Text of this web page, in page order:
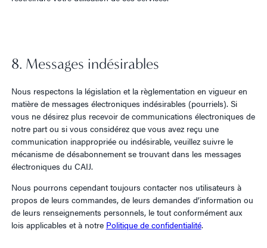
8. Messages indésirables
Nous respectons la législation et la règlementation en vigueur en
matière de messages électroniques indésirables (pourriels). Si
vous ne désirez plus recevoir de communications électroniques de
notre part ou si vous considérez que vous avez reçu une
communication inappropriée ou indésirable, veuillez suivre le
mécanisme de désabonnement se trouvant dans les messages
électroniques du CAIJ.
Nous pourrons cependant toujours contacter nos utilisateurs à
propos de leurs commandes, de leurs demandes d’information ou
de leurs renseignements personnels, le tout conformément aux
lois applicables et à notre Politique de confidentialité.